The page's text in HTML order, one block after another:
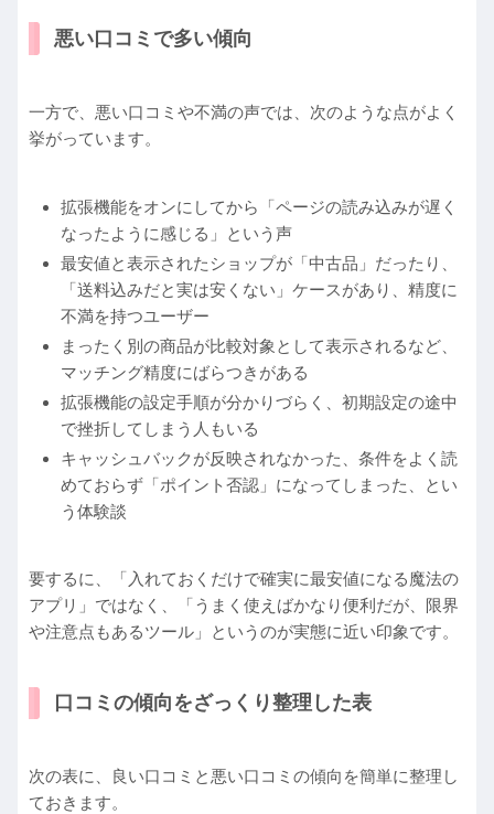
悪い口コミで多い傾向
一方で、悪い口コミや不満の声では、次のような点がよく
挙がっています。
拡張機能をオンにしてから「ページの読み込みが遅く
なったように感じる」という声
最安値と表示されたショップが「中古品」だったり、
「送料込みだと実は安くない」ケースがあり、精度に
不満を持つユーザー
まったく別の商品が比較対象として表示されるなど、
マッチング精度にばらつきがある
拡張機能の設定手順が分かりづらく、初期設定の途中
で挫折してしまう人もいる
キャッシュバックが反映されなかった、条件をよく読
めておらず「ポイント否認」になってしまった、とい
う体験談
要するに、「入れておくだけで確実に最安値になる魔法の
アプリ」ではなく、「うまく使えばかなり便利だが、限界
や注意点もあるツール」というのが実態に近い印象です。
口コミの傾向をざっくり整理した表
次の表に、良い口コミと悪い口コミの傾向を簡単に整理し
ておきます。